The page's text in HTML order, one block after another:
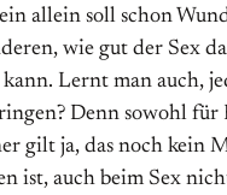
allein soll schon
wie gut der Sex
Lernt man auch,
Denn sowohl für
gilt ja, das noch kein
ist, auch beim Sex